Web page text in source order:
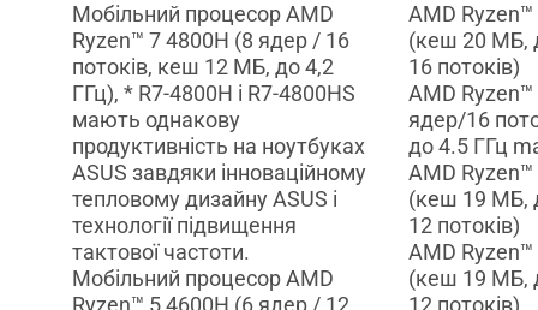
Мобільний процесор AMD
Ryzen™ 7 4800H (8 ядер / 16
потоків, кеш 12 МБ, до 4,2
ГГц), * R7-4800H і R7-4800HS
мають однакову
продуктивність на ноутбуках
ASUS завдяки інноваційному
тепловому дизайну ASUS і
технології підвищення
тактової частоти.
Мобільний процесор AMD
Ryzen™ 5 4600H (6 ядер / 12
AMD
(кеш 20 МБ,
16 потоків)
AMD
ядер/16
до 4.5 ГГц
AMD
(кеш 19 МБ,
12 потоків)
AMD
(кеш 19 МБ,
12 потоків)